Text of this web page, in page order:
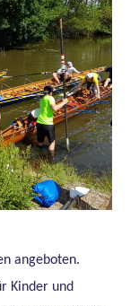
angeboten.
Kinder und